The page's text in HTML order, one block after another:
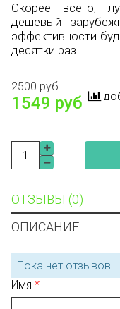
Скорее всего,
дешевый
эффективности
десятки раз.
2500 руб
1549 руб
ОТЗЫВЫ (0)
ОПИСАНИЕ
Пока нет отзывов
Имя